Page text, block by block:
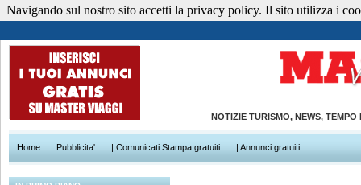
NOTIZIE TURISMO, NEWS,
Home Pubblicita' | Comunicati Stampa gratuiti | Annunci gratuiti
Navigando sul nostro sito accetti la privacy policy. Il sito utilizza i